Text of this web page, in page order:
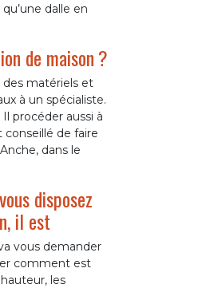
dalle en
de maison ?
matériels et
à un spécialiste.
procéder aussi à
conseillé de faire
dans le
disposez
il est
vous demander
comment est
les